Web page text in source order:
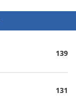
139
131